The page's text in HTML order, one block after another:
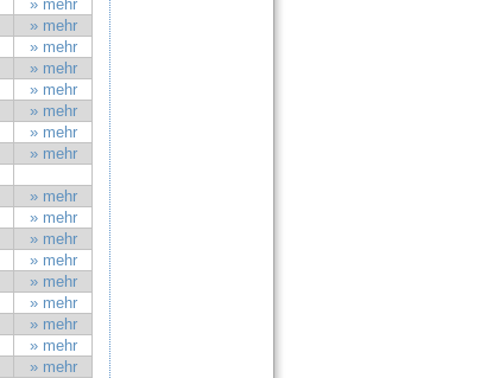
» mehr
» mehr
» mehr
» mehr
» mehr
» mehr
» mehr
» mehr
» mehr
» mehr
» mehr
» mehr
» mehr
» mehr
» mehr
» mehr
» mehr